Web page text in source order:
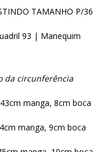
TAMANHO P/36
93 | Manequim
da circunferência
manga, 8cm boca
manga, 9cm boca